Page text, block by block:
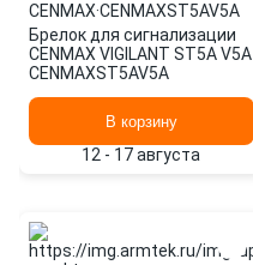
CENMAX·CENMAXST5AV5A
Брелок для сигнализации
CENMAX VIGILANT ST5A V5A
CENMAXST5AV5A
В корзину
12 - 17 августа